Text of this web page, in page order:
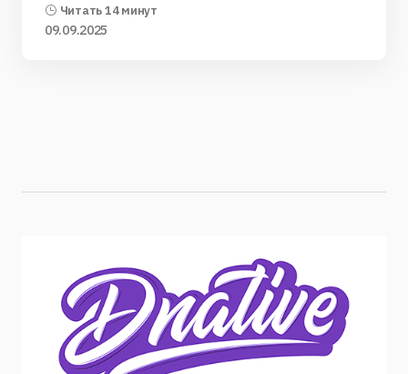
Читать 14 минут
09.09.2025